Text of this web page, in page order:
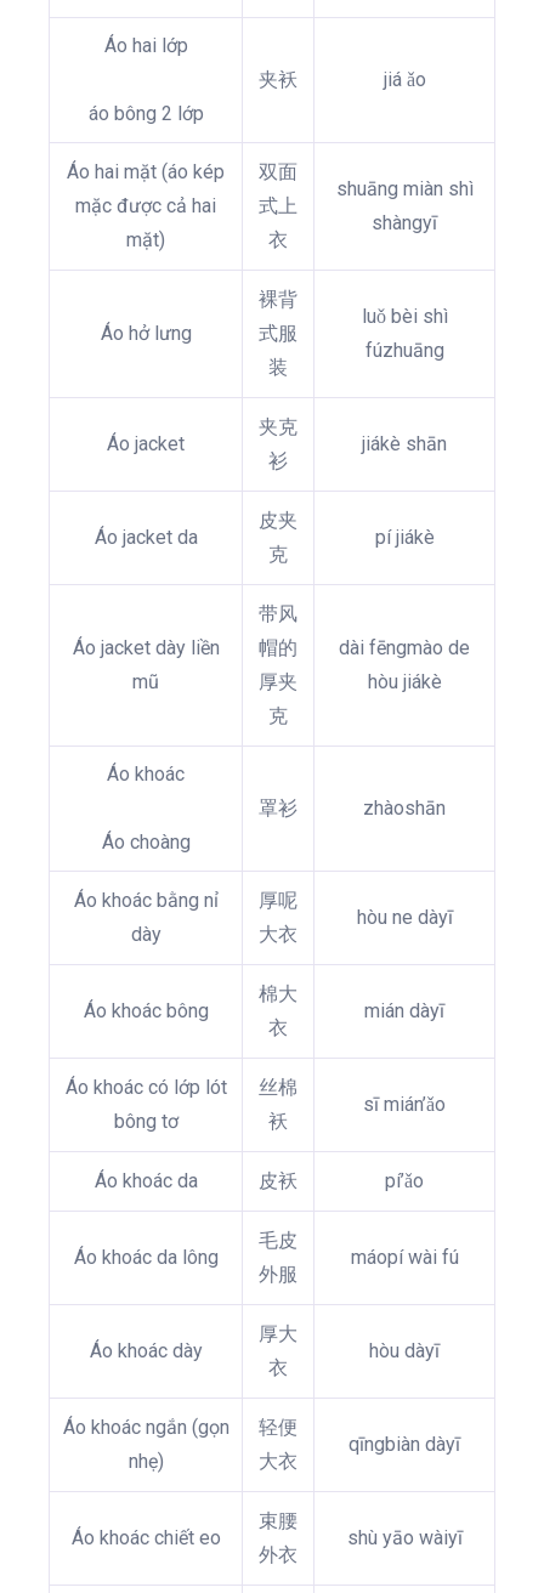
Áo hai lớp
áo bông 2 lớp
夹袄 jiá ǎo
Áo hai mặt (áo kép
mặc được cả hai
mặt)
双面
式上
衣
shuāng miàn shì
shàngyī
Áo hở lưng
裸背
式服
装
luǒ bèi shì
fúzhuāng
Áo jacket
夹克
衫
jiákè shān
Áo jacket da
皮夹
克
pí jiákè
Áo jacket dày liền
mũ
带风
帽的
厚夹
克
dài fēngmào de
hòu jiákè
Áo khoác
Áo choàng
罩衫 zhàoshān
Áo khoác bằng nỉ
dày
厚呢
大衣
hòu ne dàyī
Áo khoác bông
棉大
衣
mián dàyī
Áo khoác có lớp lót
bông tơ
丝棉
袄
sī mián’ǎo
Áo khoác da 皮袄 pí’ǎo
Áo khoác da lông
毛皮
外服
máopí wài fú
Áo khoác dày
厚大
衣
hòu dàyī
Áo khoác ngắn (gọn
nhẹ)
轻便
大衣
qīngbiàn dàyī
Áo khoác chiết eo
束腰
外衣
shù yāo wàiyī